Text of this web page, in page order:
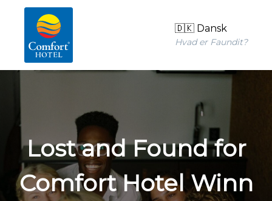
🇩🇰 Dansk
Hvad er Faundit?
Lost and Found for
Comfort Hotel Winn